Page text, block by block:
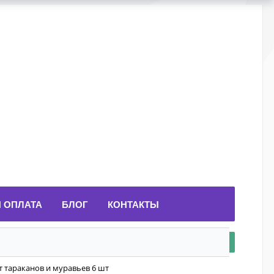
ОПЛАТА БЛОГ КОНТАКТЫ
и муравьев 6 шт